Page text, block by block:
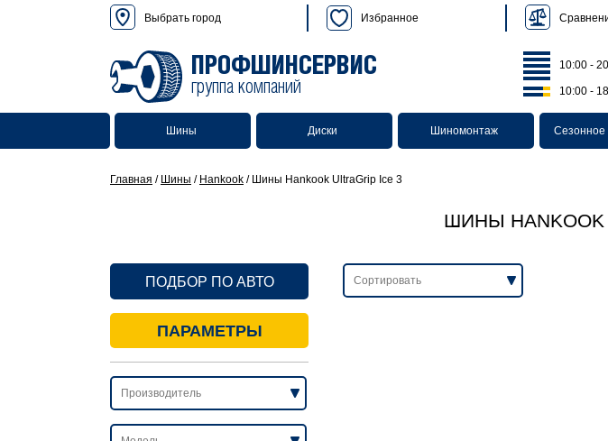
Выбрать город Избранное
ПРОФШИНСЕРВИС
группа компаний
10:00 -
10:00 -
Шины Диски Шиномонтаж Сезонное
Главная / Шины / Hankook / Шины Hankook UltraGrip Ice 3
ШИНЫ HANKOOK
ПОДБОР ПО АВТО
ПАРАМЕТРЫ